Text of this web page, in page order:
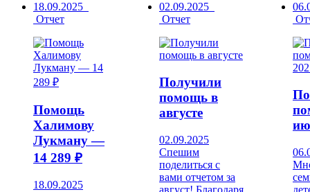
18.09.2025
Отчет
Помощь
Халимову
Лукману —
14 289 ₽
18.09.2025
02.09.2025
Отчет
Получили
помощь в
августе
02.09.2025
Спешим
поделиться с
вами отчетом за
август! Благодаря